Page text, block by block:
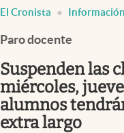
Mercados Online
Negocios
Columnistas
Otras secciones
Apertura
El Cronista
Paro docente
Suspenden las
miércoles,
alumnos
extra largo